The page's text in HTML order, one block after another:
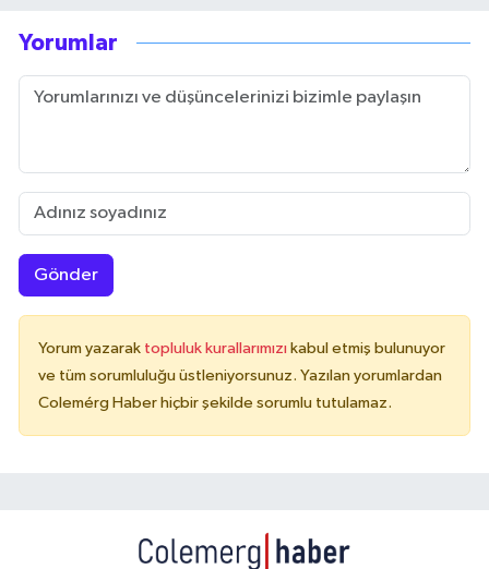
Yorumlar
Gönder
Yorum yazarak topluluk kurallarımızı kabul etmiş bulunuyor
ve tüm sorumluluğu üstleniyorsunuz. Yazılan yorumlardan
Colemérg Haber hiçbir şekilde sorumlu tutulamaz.